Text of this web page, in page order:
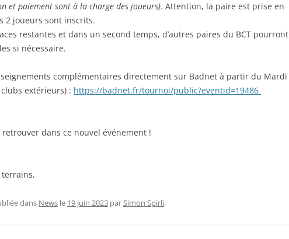
et paiement sont à la charge des joueurs). Attention, la paire est prise en
2 joueurs sont inscrits.
restantes et dans un second temps, d’autres paires du BCT pourront
si nécessaire.
complémentaires directement sur Badnet à partir du Mardi
clubs extérieurs) : https://badnet.fr/tournoi/public?eventid=19486
dans ce nouvel événement !
dans News le 19 juin 2023 parSimon Spirli.